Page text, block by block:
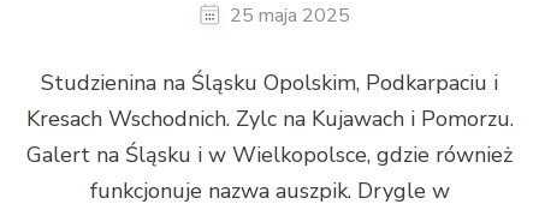
25 maja 2025
Studzienina na Śląsku Opolskim, Podkarpaciu i
Kresach Wschodnich. Zylc na Kujawach i Pomorzu.
Galert na Śląsku i w Wielkopolsce, gdzie również
funkcjonuje nazwa auszpik. Drygle w